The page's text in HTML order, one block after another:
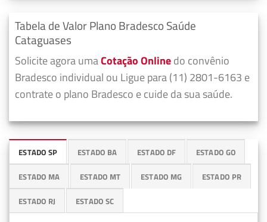
Tabela de Valor Plano Bradesco Saúde
Cataguases
Solicite agora umaCotação Onlinedo convênio
Bradesco individual ou Ligue para (11) 2801-6163 e
contrate o plano Bradesco e cuide da sua saúde.
ESTADO SP ESTADO BA ESTADO DF ESTADO GO
ESTADO MA ESTADO MT ESTADO MG ESTADO PR
ESTADO RJ ESTADO SC